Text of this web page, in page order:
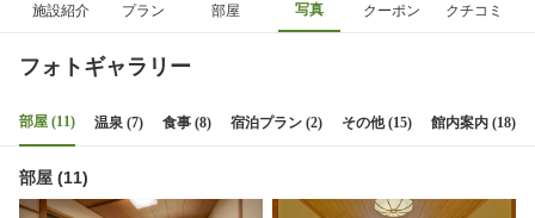
施設紹介 プラン 部屋 写真 クーポン クチコミ
フォトギャラリー
部屋 (11) 温泉 (7) 食事 (8) 宿泊プラン (2) その他 (15) 館内案内 (18)
部屋 (11)